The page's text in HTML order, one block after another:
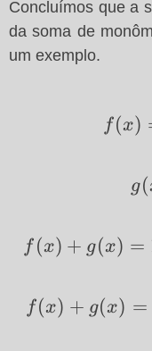
+
(a_0+b_0)
Concluímos que a
da soma de
um exemplo.
f (x)
g(
f (x) + g(x) =
f (x) + g(x) =